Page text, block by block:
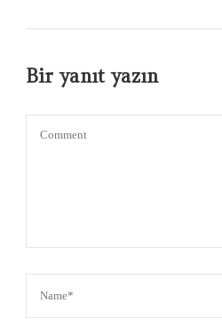
Bir yanıt yazın